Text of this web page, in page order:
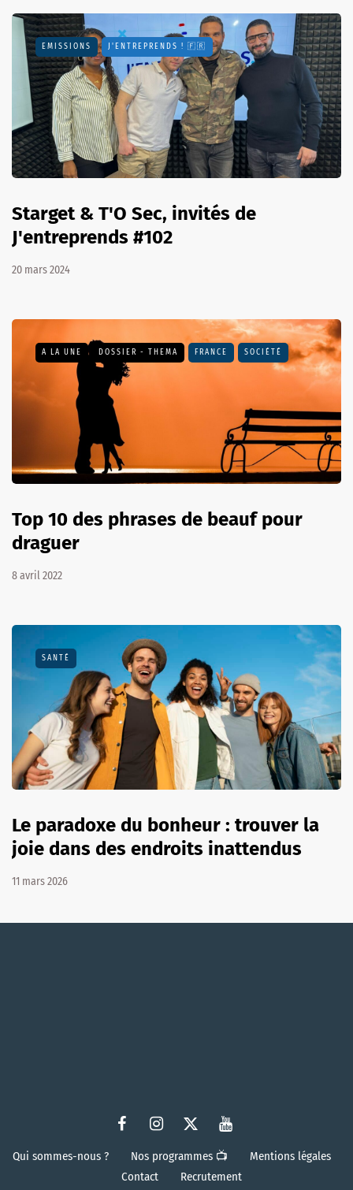
EMISSIONS J'ENTREPRENDS ! 🇫🇷
Starget & T'O Sec, invités de
J'entreprends #102
20 mars 2024
A LA UNE DOSSIER - THEMA FRANCE SOCIÉTÉ
Top 10 des phrases de beauf pour
draguer
8 avril 2022
SANTÉ
Le paradoxe du bonheur : trouver la
joie dans des endroits inattendus
11 mars 2026
Qui sommes-nous ? Nos programmes 📺
Mentions légales
Contact
Recrutement